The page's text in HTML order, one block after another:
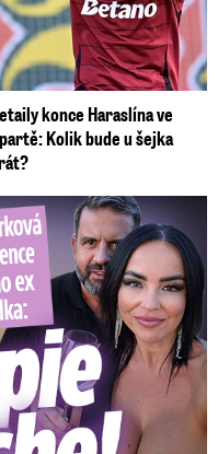
konce Haraslína ve
Kolik bude u šejka
Kopie z Wishe!